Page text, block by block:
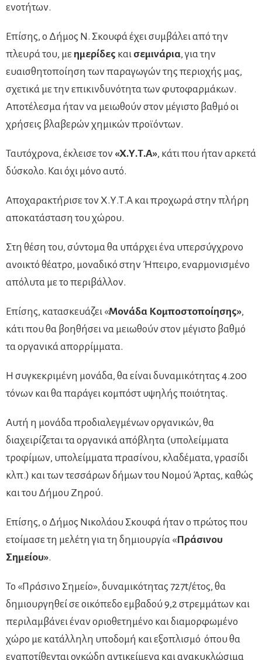
ενοτήτων.
Επίσης, ο Δήμος Ν. Σκουφά έχει συμβάλει από την
πλευρά του, με ημερίδες και σεμινάρια, για την
ευαισθητοποίηση των παραγωγών της περιοχής μας,
σχετικά με την επικινδυνότητα των φυτοφαρμάκων.
Αποτέλεσμα ήταν να μειωθούν στον μέγιστο βαθμό οι
χρήσεις βλαβερών χημικών προϊόντων.
Ταυτόχρονα, έκλεισε τον «Χ.Υ.Τ.Α», κάτι που ήταν αρκετά
δύσκολο. Και όχι μόνο αυτό.
Αποχαρακτήρισε τον Χ.Υ.Τ.Α και προχωρά στην πλήρη
αποκατάσταση του χώρου.
Στη θέση του, σύντομα θα υπάρχει ένα υπερσύγχρονο
ανοικτό θέατρο, μοναδικό στην Ήπειρο, εναρμονισμένο
απόλυτα με το περιβάλλον.
Επίσης, κατασκευάζει «Μονάδα Κομποστοποίησης»,
κάτι που θα βοηθήσει να μειωθούν στον μέγιστο βαθμό
τα οργανικά απορρίμματα.
Η συγκεκριμένη μονάδα, θα είναι δυναμικότητας 4.200
τόνων και θα παράγει κομπόστ υψηλής ποιότητας.
Αυτή η μονάδα προδιαλεγμένων οργανικών, θα
διαχειρίζεται τα οργανικά απόβλητα (υπολείμματα
τροφίμων, υπολείμματα πρασίνου, κλαδέματα, γρασίδι
κλπ.) και των τεσσάρων δήμων του Νομού Άρτας, καθώς
και του Δήμου Ζηρού.
Επίσης, ο Δήμος Νικολάου Σκουφά ήταν ο πρώτος που
ετοίμασε τη μελέτη για τη δημιουργία «Πράσινου
Σημείου».
Το «Πράσινο Σημείο», δυναμικότητας 727t/έτος, θα
δημιουργηθεί σε οικόπεδο εμβαδού 9,2 στρεμμάτων και
περιλαμβάνει έναν οριοθετημένο και διαμορφωμένο
χώρο με κατάλληλη υποδομή και εξοπλισμό όπου θα
εναποτίθενται ογκώδη αντικείμενα και ανακυκλώσιμα